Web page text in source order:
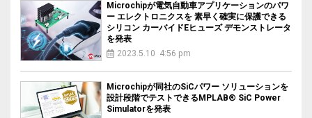
Microchipが電気自動車アプリケーションのパワ
ー エレクトロニクスを 素早く確実に保護できる
シリコン カーバイドEヒューズ デモンストレータ
を発表
2023.5.10 4:56 pm
Microchipが同社のSiCパワー ソリューションを
設計段階でテストできるMPLAB® SiC Power
Simulatorを発表